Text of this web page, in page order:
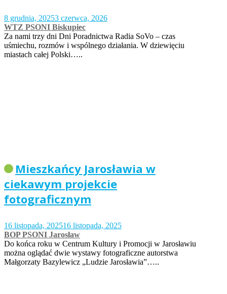
8 grudnia, 20253 czerwca, 2026
WTZ PSONI Biskupiec
Za nami trzy dni Dni Poradnictwa Radia SoVo – czas
uśmiechu, rozmów i wspólnego działania. W dziewięciu
miastach całej Polski…..
Mieszkańcy Jarosławia w
ciekawym projekcie
fotograficznym
16 listopada, 202516 listopada, 2025
BOP PSONI Jarosław
Do końca roku w Centrum Kultury i Promocji w Jarosławiu
można oglądać dwie wystawy fotograficzne autorstwa
Małgorzaty Bazylewicz „Ludzie Jarosławia”…..